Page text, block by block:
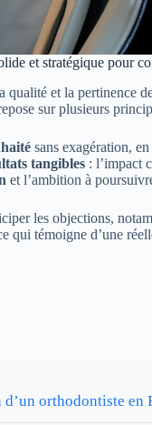
et stratégique pour
et la pertinence
sur plusieurs
sans exagération,
tangibles : l’impact
et l’ambition à
les objections,
qui témoigne d’une
orthodontiste en